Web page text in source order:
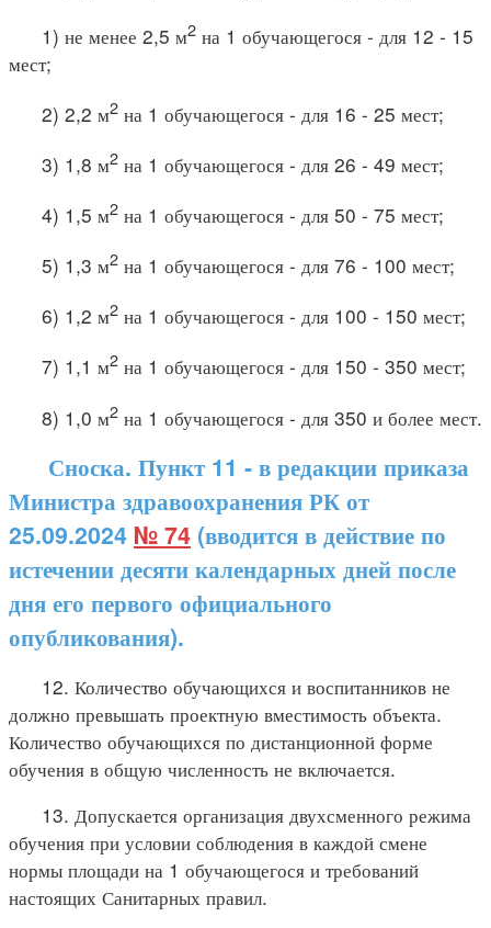
1) не менее 2,5 м2 на 1 обучающегося - для 12 - 15
мест;
2) 2,2 м2 на 1 обучающегося - для 16 - 25 мест;
3) 1,8 м2 на 1 обучающегося - для 26 - 49 мест;
4) 1,5 м2 на 1 обучающегося - для 50 - 75 мест;
5) 1,3 м2 на 1 обучающегося - для 76 - 100 мест;
6) 1,2 м2 на 1 обучающегося - для 100 - 150 мест;
7) 1,1 м2 на 1 обучающегося - для 150 - 350 мест;
8) 1,0 м2 на 1 обучающегося - для 350 и более мест.
Сноска. Пункт 11 - в редакции приказа
Министра здравоохранения РК от
25.09.2024 № 74 (вводится в действие по
истечении десяти календарных дней после
дня его первого официального
опубликования).
12. Количество обучающихся и воспитанников не
должно превышать проектную вместимость объекта.
Количество обучающихся по дистанционной форме
обучения в общую численность не включается.
13. Допускается организация двухсменного режима
обучения при условии соблюдения в каждой смене
нормы площади на 1 обучающегося и требований
настоящих Санитарных правил.